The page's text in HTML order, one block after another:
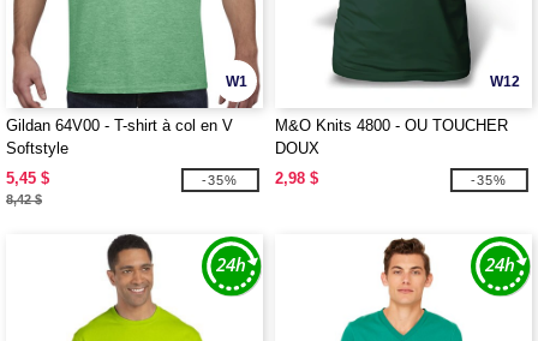
W1
Gildan 64V00 - T-shirt à col en V
Softstyle
5,45 $
8,42 $
-35%
W12
M&O Knits 4800 - OU TOUCHER
DOUX
2,98 $
-35%